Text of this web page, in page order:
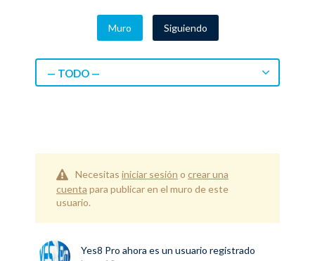
Muro Siguiendo
— TODO —
Necesitas iniciar sesión o crear una
cuenta para publicar en el muro de este
usuario.
Yes8 Pro ahora es un usuario registrado